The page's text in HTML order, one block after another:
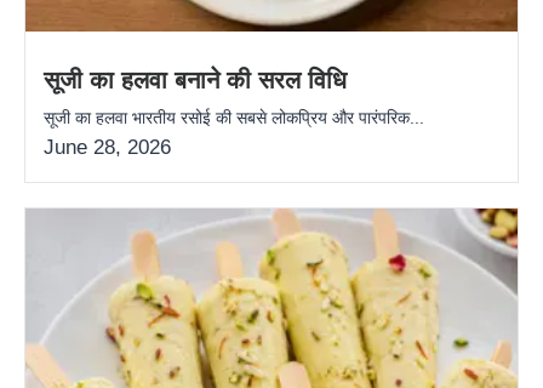
सूजी का हलवा बनाने की सरल विधि
सूजी का हलवा भारतीय रसोई की सबसे लोकप्रिय और पारंपरिक...
June 28, 2026